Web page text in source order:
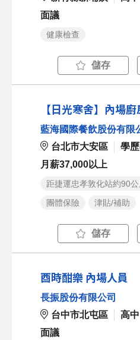
面議
健康檢查
儲存
【日光寒舍】內場
藍海國際餐飲股份有限
台北市大安區
學
月薪37,000以上
距捷運忠孝敦化站約90公
團體保險
津貼/補助
儲存
酉時酣樂 內場人員
長振股份有限公司
台中市北屯區
高中
面議